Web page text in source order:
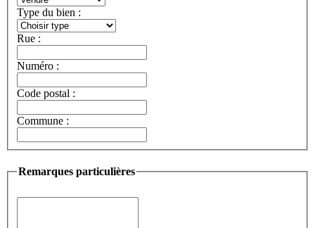
Type du bien :
Rue :
Numéro :
Code postal :
Commune :
Remarques particulières